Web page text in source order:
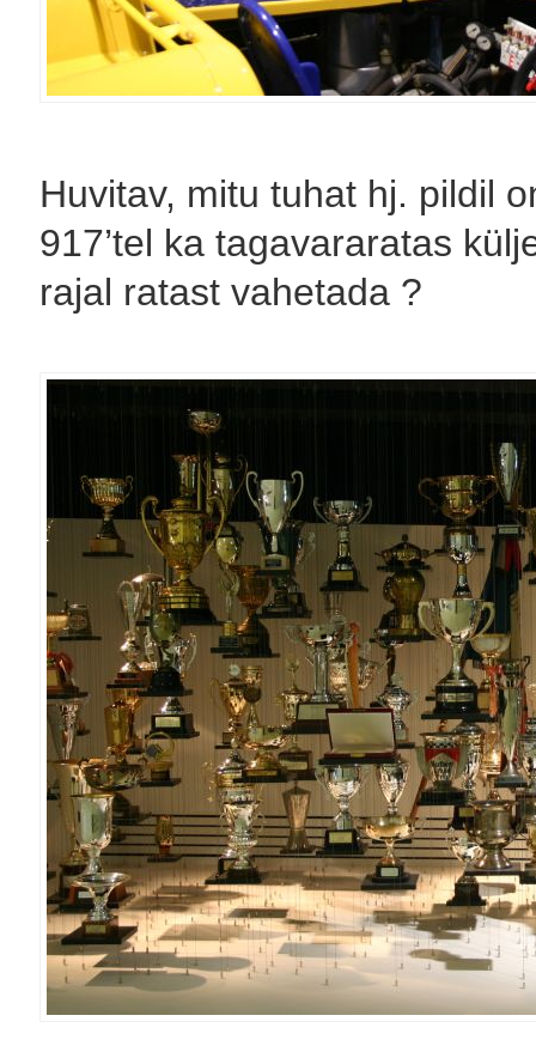
Huvitav, mitu tuhat hj. pildil
917’tel ka tagavararatas
rajal ratast vahetada ?